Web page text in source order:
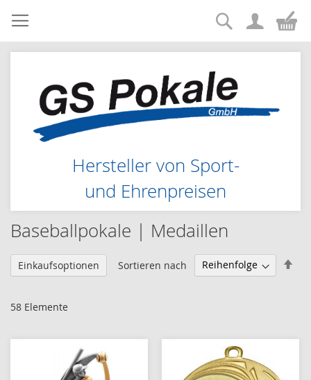
Zum
Inhalt
springen
Hersteller von Sport-
und Ehrenpreisen
Suche
Baseballpokale | Medaillen
Einkaufsoptionen
58 Elemente
Sortieren nach